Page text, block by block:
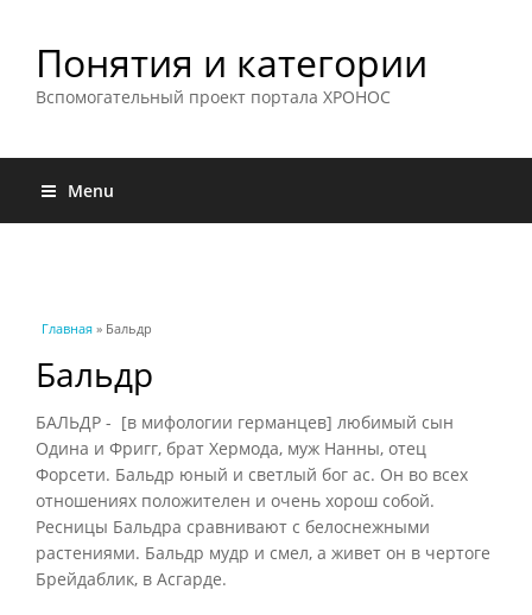
Понятия и категории
Вспомогательный проект портала ХРОНОС
Menu
Вы здесь
Главная » Бальдр
Бальдр
БАЛЬДР - [в мифологии германцев] любимый сын
Одина и Фригг, брат Хермода, муж Нанны, отец
Форсети. Бальдр юный и светлый бог ас. Он во всех
отношениях положителен и очень хорош собой.
Ресницы Бальдра сравнивают с белоснежными
растениями. Бальдр мудр и смел, а живет он в чертоге
Брейдаблик, в Асгарде.